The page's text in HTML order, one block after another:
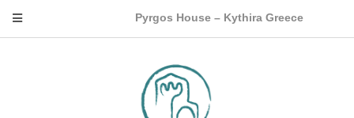
Pyrgos House – Kythira Greece